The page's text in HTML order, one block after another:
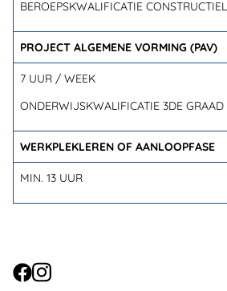
BEROEPSKWALIFICATIE
PROJECT ALGEMENE VORMING (PAV)
7 UUR / WEEK
ONDERWIJSKWALIFICATIE 3DE GRAAD
WERKPLEKLEREN OF AANLOOPFASE
MIN. 13 UUR
CONTACT